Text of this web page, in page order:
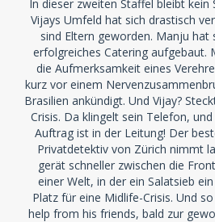
In dieser zweiten Staffel bleibt kein
Vijays Umfeld hat sich drastisch
sind Eltern geworden. Manju hat
erfolgreiches Catering aufgebaut.
die Aufmerksamkeit eines
kurz vor einem
Brasilien ankündigt. Und Vijay?
Crisis. Da klingelt sein Telefon,
Auftrag ist in der Leitung! Der
Privatdetektiv von Zürich nimmt
gerät schneller zwischen die
einer Welt, in der ein Salatsieb
Platz für eine Midlife-Crisis. Und
help from his friends, bald zur